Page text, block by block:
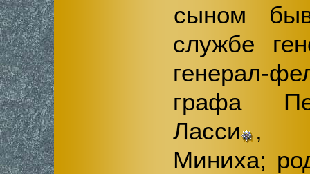
сыном
службе
генерал-
графа
Ласси
,
Миниха;